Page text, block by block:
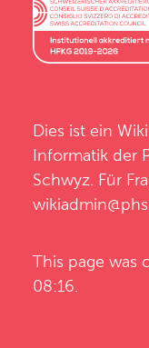
Dies ist ein
Informatik der
Schwyz . Für
This page was
08:16.